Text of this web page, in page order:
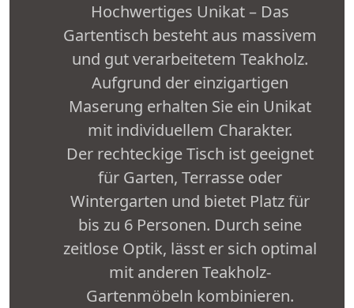
Hochwertiges Unikat – Das
Gartentisch besteht aus massivem
und gut verarbeitetem Teakholz.
Aufgrund der einzigartigen
Maserung erhalten Sie ein Unikat
mit individuellem Charakter.
Der rechteckige Tisch ist geeignet
für Garten, Terrasse oder
Wintergarten und bietet Platz für
bis zu 6 Personen. Durch seine
zeitlose Optik, lässt er sich optimal
mit anderen Teakholz-
Gartenmöbeln kombinieren.